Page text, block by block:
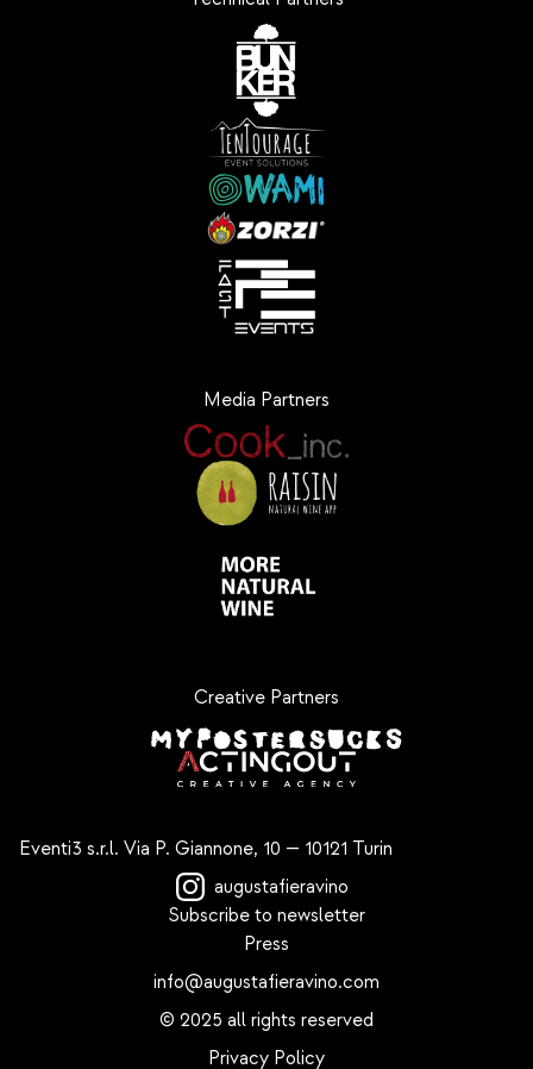
Media Partners
Creative Partners
Eventi3 s.r.l. Via P. Giannone, 10 — 10121 Turin
augustafieravino
Subscribe to newsletter
Press
info@augustafieravino.com
© 2025 all rights reserved
Privacy Policy